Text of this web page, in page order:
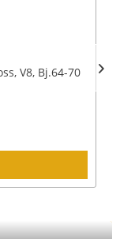
V8, Bj.64-70